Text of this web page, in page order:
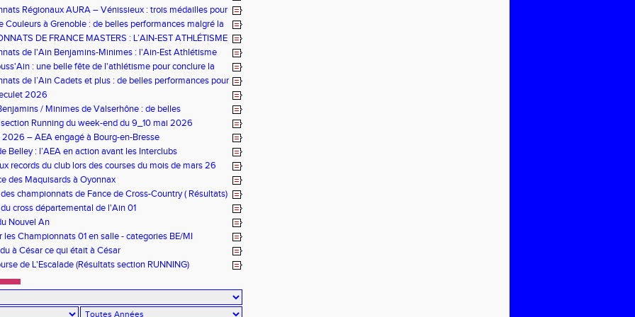
Régionaux AURA – Vénissieux : trois médailles pour
Couleurs à Grenoble : de belles performances malgré la
DE FRANCE MASTERS : L’AIN-EST ATHLÉTISME
À ÉPINAL
de l'Ain Benjamins-Minimes : l'Ain-Est Athlétisme
: une belle fête de l'athlétisme pour conclure la
de l’Ain Cadets et plus : de belles performances pour
en-Bresse
2026
/ Minimes de Valserhône : de belles
pour l’AEA
Running du week-end du 9_10 mai 2026
2026 – AEA engagé à Bourg-en-Bresse
Belley : l’AEA en action avant les Interclubs
records du club lors des courses du mois de mars 26
des Maquisards à Oyonnax
championnats de Fance de Cross-Country ( Résultats)
cross départemental de l'Ain 01
Nouvel An
les Championnats 01 en salle - categories BE/MI
à César ce qui était à César
de L'Escalade (Résultats section RUNNING)